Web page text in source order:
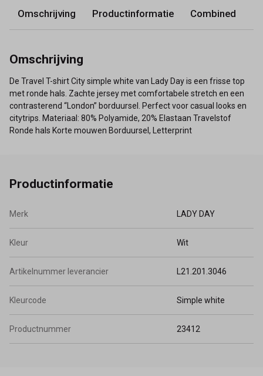
Omschrijving Productinformatie Combined
Omschrijving
De Travel T-shirt City simple white van Lady Day is een frisse top
met ronde hals. Zachte jersey met comfortabele stretch en een
contrasterend “London” borduursel. Perfect voor casual looks en
citytrips. Materiaal: 80% Polyamide, 20% Elastaan Travelstof
Ronde hals Korte mouwen Borduursel, Letterprint
Productinformatie
Merk LADY DAY
Kleur Wit
Artikelnummer leverancier L21.201.3046
Kleurcode Simple white
Productnummer 23412